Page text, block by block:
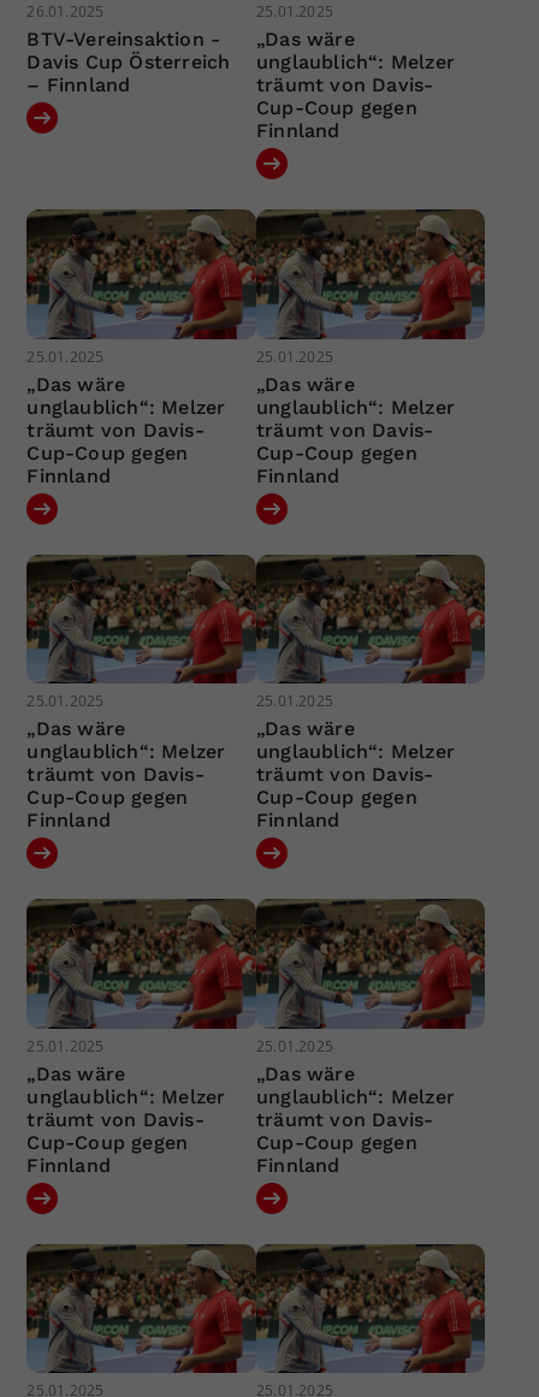
26.01.2025
BTV-Vereinsaktion -
Davis Cup Österreich
– Finnland
25.01.2025
„Das wäre
unglaublich“: Melzer
träumt von Davis-
Cup-Coup gegen
Finnland
25.01.2025
„Das wäre
unglaublich“: Melzer
träumt von Davis-
Cup-Coup gegen
Finnland
25.01.2025
„Das wäre
unglaublich“: Melzer
träumt von Davis-
Cup-Coup gegen
Finnland
25.01.2025
„Das wäre
unglaublich“: Melzer
träumt von Davis-
Cup-Coup gegen
Finnland
25.01.2025
„Das wäre
unglaublich“: Melzer
träumt von Davis-
Cup-Coup gegen
Finnland
25.01.2025
„Das wäre
unglaublich“: Melzer
träumt von Davis-
Cup-Coup gegen
Finnland
25.01.2025
„Das wäre
unglaublich“: Melzer
träumt von Davis-
Cup-Coup gegen
Finnland
25.01.2025 25.01.2025